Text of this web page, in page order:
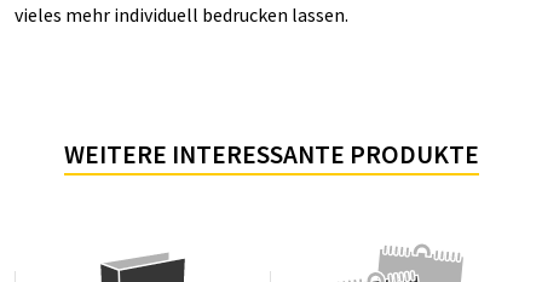
vieles mehr individuell bedrucken lassen.
WEITERE INTERESSANTE PRODUKTE